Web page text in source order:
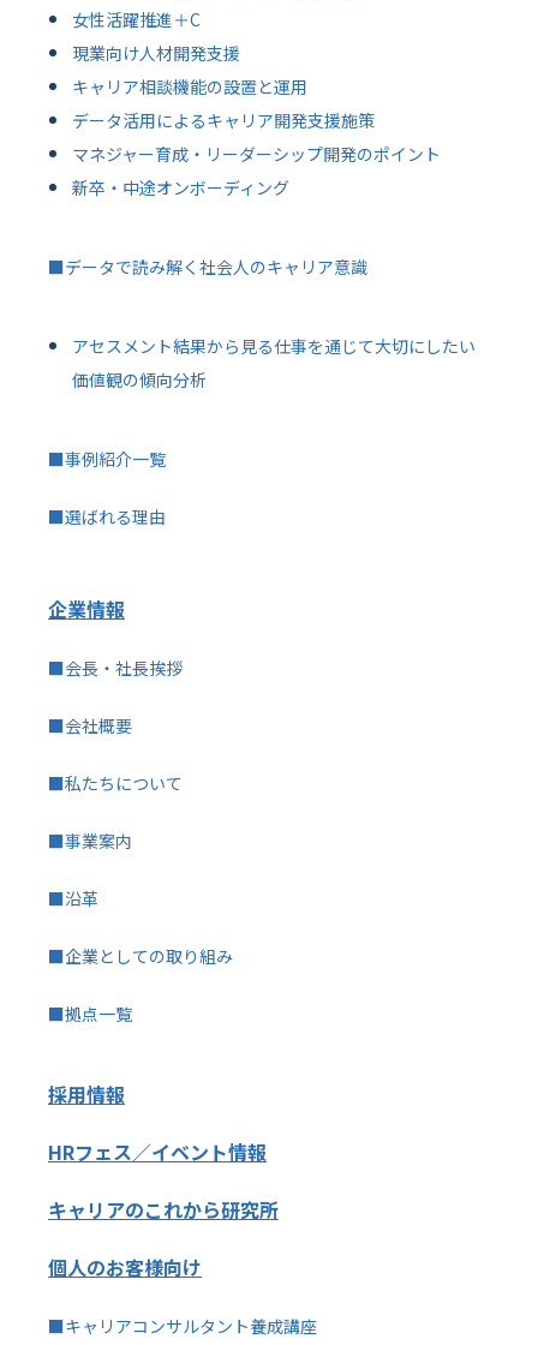
女性活躍推進＋C
現業向け人材開発支援
キャリア相談機能の設置と運用
データ活用によるキャリア開発支援施策
マネジャー育成・リーダーシップ開発のポイント
新卒・中途オンボーディング
■データで読み解く社会人のキャリア意識
アセスメント結果から見る仕事を通じて大切にしたい
価値観の傾向分析
■事例紹介一覧
■選ばれる理由
企業情報
■会長・社長挨拶
■会社概要
■私たちについて
■事業案内
■沿革
■企業としての取り組み
■拠点一覧
採用情報
HRフェス／イベント情報
キャリアのこれから研究所
個人のお客様向け
■キャリアコンサルタント養成講座